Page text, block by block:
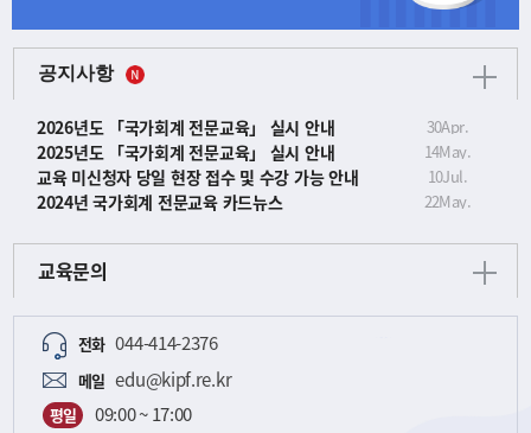
공지사항
2026년도 「국가회계 전문교육」 실시 안내 30Apr.
2025년도 「국가회계 전문교육」 실시 안내 14May.
교육 미신청자 당일 현장 접수 및 수강 가능 안내 10Jul.
2024년 국가회계 전문교육 카드뉴스 22May.
교육문의
전화 044-414-2376
메일 edu@kipf.re.kr
평일 09:00 ~ 17:00